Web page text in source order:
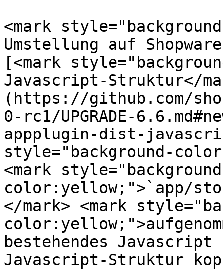
<mark
Umstellung auf
[<mark
Javascript-Struktur</
(https://github.com/
0-rc1/UPGRADE-
appplugin-dist-
style="background-
<mark
color:yellow;">`app/
</mark> <mark
bestehendes
Javascript-Struktur